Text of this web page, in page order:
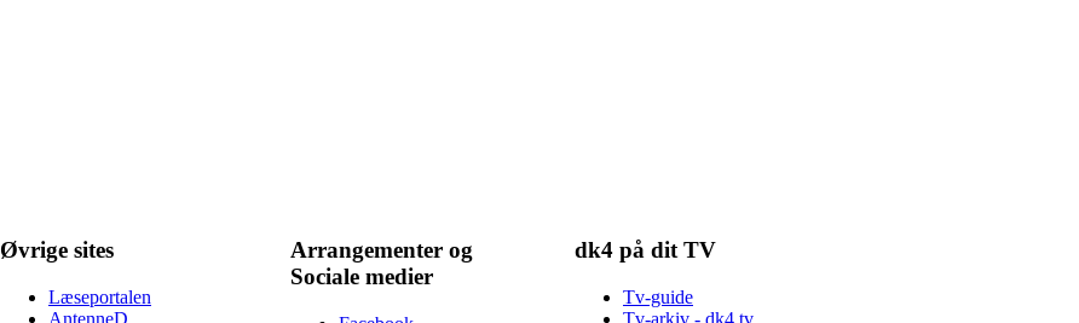
Øvrige sites
Læseportalen
Arrangementer og
Sociale medier
dk4 på dit TV
Tv-guide